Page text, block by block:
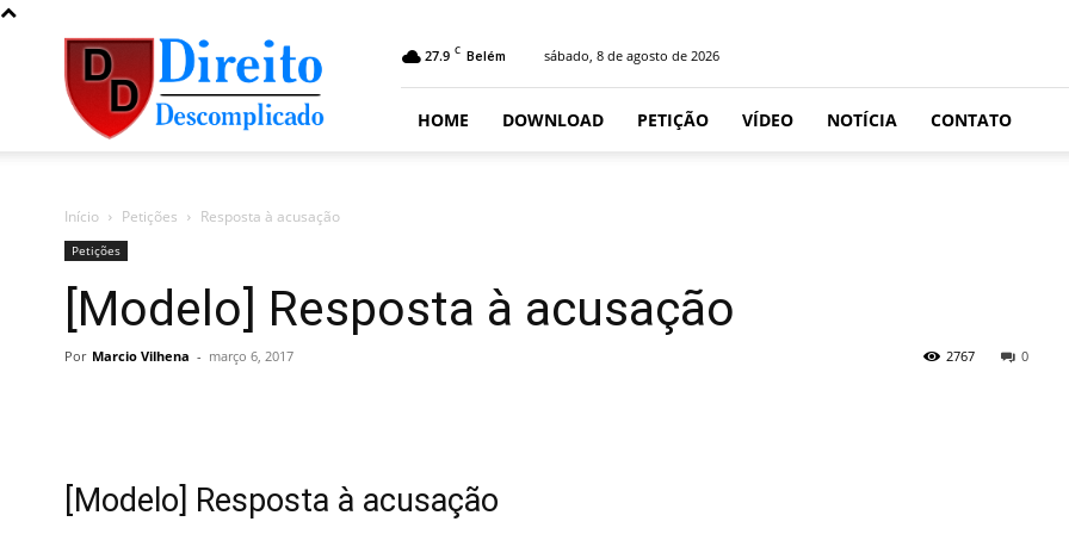
Direito
Descomplicado
27.9 C Belém sábado, 8 de agosto de 2026
HOME DOWNLOAD PETIÇÃO VÍDEO NOTÍCIA CONTATO
Início Petições Resposta à acusação
Petições
[Modelo] Resposta à acusação
Por Marcio Vilhena - março 6, 2017 0
2767
[Modelo] Resposta à acusação